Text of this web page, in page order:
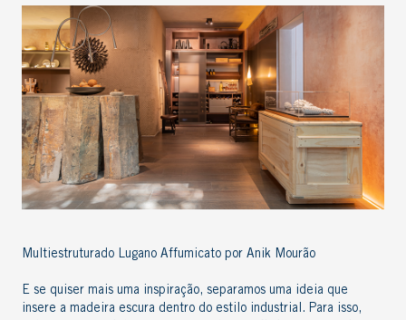
Multiestruturado Lugano Affumicato por Anik Mourão
E se quiser mais uma inspiração, separamos uma ideia que
insere a madeira escura dentro do estilo industrial . Para isso,